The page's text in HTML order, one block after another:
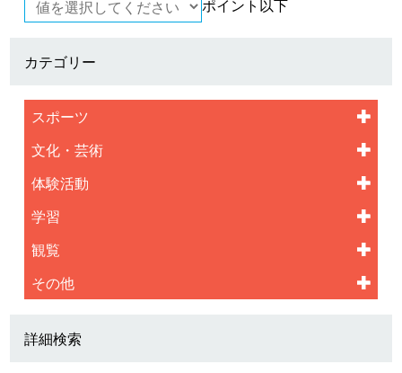
ポイント以下
カテゴリー
スポーツ
文化・芸術
体験活動
学習
観覧
その他
詳細検索